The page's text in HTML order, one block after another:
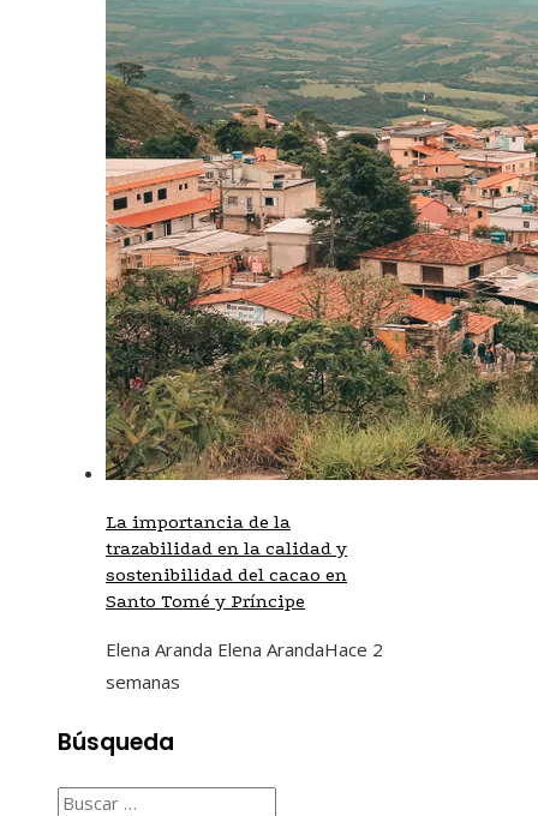
La importancia de la
trazabilidad en la calidad y
sostenibilidad del cacao en
Santo Tomé y Príncipe
Elena Aranda Elena ArandaHace 2
semanas
Búsqueda
Buscar: